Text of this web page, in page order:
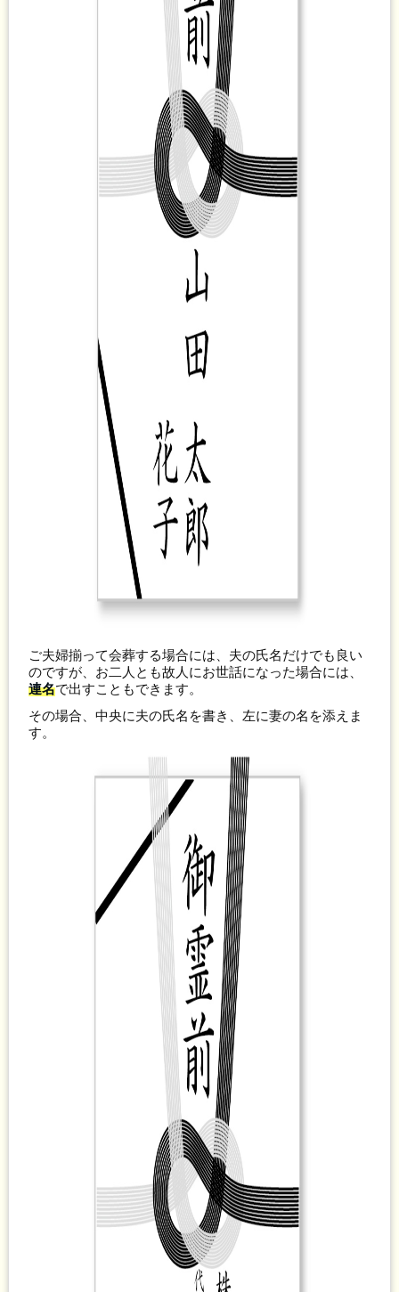
ご夫婦揃って会葬する場合には、夫の氏名だけでも良い
のですが、お二人とも故人にお世話になった場合には、
連名で出すこともできます。
その場合、中央に夫の氏名を書き、左に妻の名を添えま
す。